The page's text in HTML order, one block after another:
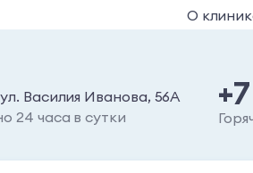
О
Василия Иванова, 56А
24 часа в сутки